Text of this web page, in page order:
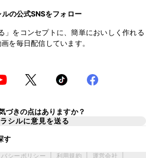
ルの公式SNSをフォロー
」をコンセプトに、簡単においしく作れる
を毎日配信しています。
づきの点はありますか？
シルに意見を送る
す
シーポリシー 利用規約 運営会社